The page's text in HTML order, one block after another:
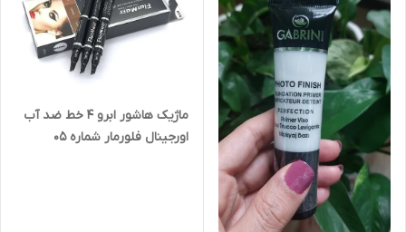
ماژیک هاشور ابرو ۴ خط ضد آب
اورجینال فلورمار شماره ۰5